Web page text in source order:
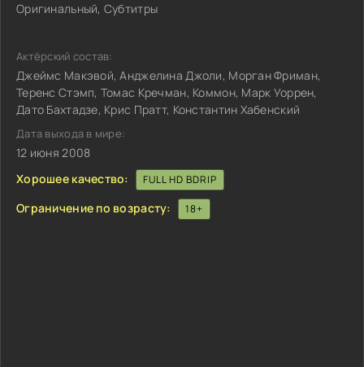
Оригинальный, Субтитры
Актёрский состав:
Джеймс Макэвой, Анджелина Джоли, Морган Фриман,
Теренс Стэмп, Томас Кречман, Коммон, Марк Уоррен,
Дато Бахтадзе, Крис Пратт, Константин Хабенский
Дата выхода в мире:
12 июня 2008
Хорошее качество:
FULL HD BDRIP
Ограничение по возрасту: 18+